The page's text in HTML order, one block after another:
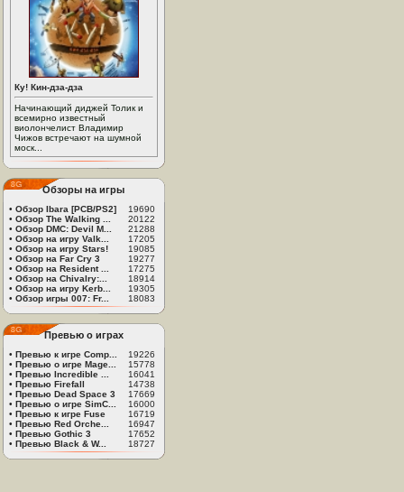
Ку! Кин-дза-дза
Начинающий диджей Толик и
всемирно известный
виолончелист Владимир
Чижов встречают на шумной
моск...
Обзоры на игры
• Обзор Ibara [PCB/PS2]
19690
• Обзор The Walking ...
20122
• Обзор DMC: Devil M...
21288
• Обзор на игру Valk...
17205
• Обзор на игру Stars!
19085
• Обзор на Far Cry 3
19277
• Обзор на Resident ...
17275
• Обзор на Chivalry:...
18914
• Обзор на игру Kerb...
19305
• Обзор игры 007: Fr... 18083
Превью о играх
• Превью к игре Comp...
19226
• Превью о игре Mage...
15778
• Превью Incredible ...
16041
• Превью Firefall
14738
• Превью Dead Space 3
17669
• Превью о игре SimC...
16000
• Превью к игре Fuse
16719
• Превью Red Orche...
16947
• Превью Gothic 3
17652
• Превью Black & W... 18727